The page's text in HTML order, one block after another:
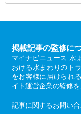
掲載記事の監修に
マイナビニュース 水
おける水まわりのト
をお客様に届けられ
イト運営企業の監修を
記事に関するお問い